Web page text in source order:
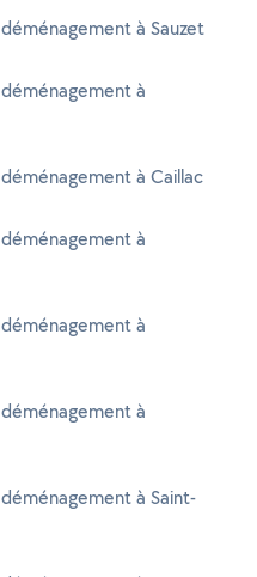
à Sauzet
à
à Caillac
à
à
à
à Saint-